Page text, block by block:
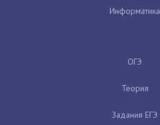
Информатика
ОГЭ
Теория
Задания ЕГЭ